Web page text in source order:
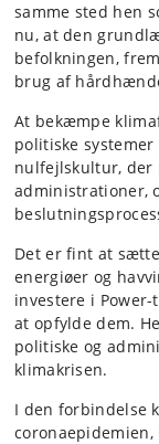
samme sted hen
nu, at den
befolkningen,
brug af
At bekæmpe
politiske
nulfejlskultur,
administrationer,
Det er fint at
energiøer og
investere i
at opfylde dem.
politiske og
klimakrisen.
I den forbindelse